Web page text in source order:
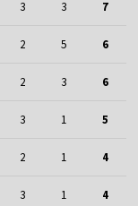
3 3 7
2 5 6
2 3 6
3 1 5
2 1 4
3 1 4